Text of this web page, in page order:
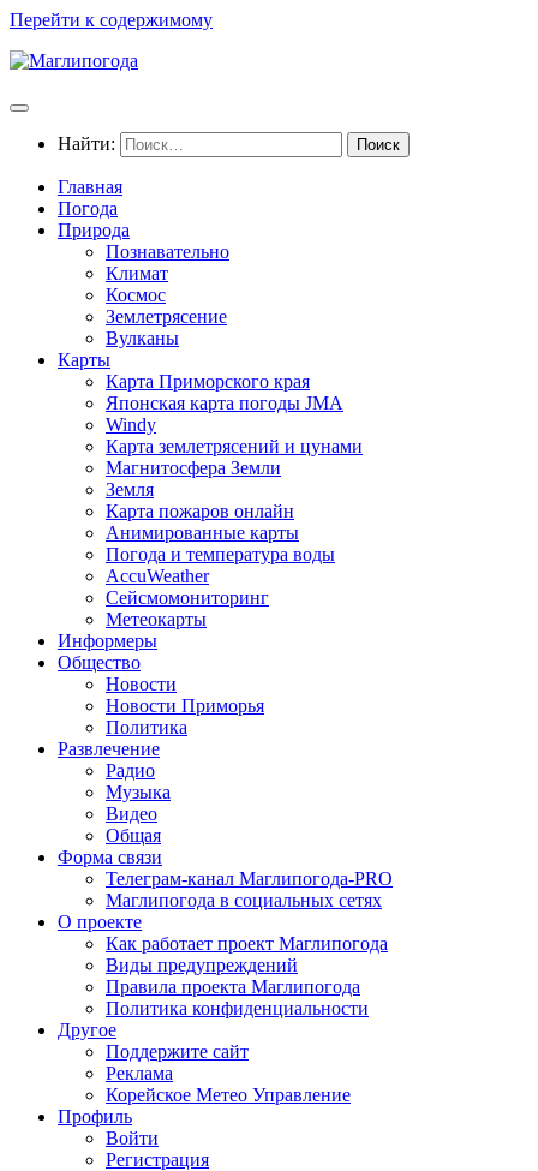
Перейти к содержимому
Найти:
Главная
Погода
Природа
Познавательно
Климат
Космос
Землетрясение
Вулканы
Карты
Карта Приморского края
Японская карта погоды JMA
Windy
Карта землетрясений и цунами
Магнитосфера Земли
Земля
Карта пожаров онлайн
Анимированные карты
Погода и температура воды
AccuWeather
Сейсмомониторинг
Метеокарты
Информеры
Общество
Новости
Новости Приморья
Политика
Развлечение
Радио
Музыка
Видео
Общая
Форма связи
Телеграм-канал Маглипогода-PRO
Маглипогода в социальных сетях
О проекте
Как работает проект Маглипогода
Виды предупреждений
Правила проекта Маглипогода
Политика конфиденциальности
Другое
Поддержите сайт
Реклама
Корейское Метео Управление
Профиль
Войти
Регистрация